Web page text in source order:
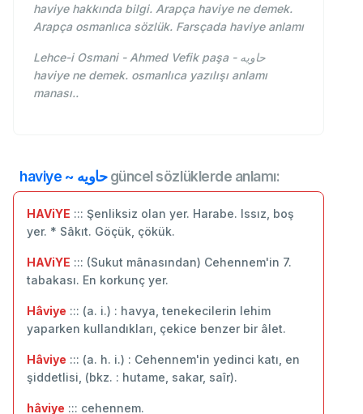
haviye hakkında bilgi. Arapça haviye ne demek.
Arapça osmanlıca sözlük. Farsçada haviye anlamı
Lehce-i Osmani - Ahmed Vefik paşa - حاويه
haviye ne demek. osmanlıca yazılışı anlamı
manası..
haviye ~ حاويهgüncel sözlüklerde anlamı:
HAViYE ::: Şenliksiz olan yer. Harabe. Issız, boş
yer. * Sâkıt. Göçük, çökük.
HAViYE ::: (Sukut mânasından) Cehennem'in 7.
tabakası. En korkunç yer.
Hâviye ::: (a. i.) : havya, tenekecilerin lehim
yaparken kullandıkları, çekice benzer bir âlet.
Hâviye ::: (a. h. i.) : Cehennem'in yedinci katı, en
şiddetlisi, (bkz. : hutame, sakar, saîr).
hâviye ::: cehennem.